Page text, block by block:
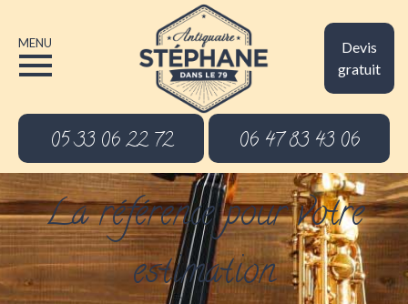
Devis
gratuit
MENU
05 33 06 22 72 06 47 83 43 06
La référence pour votre
estimation